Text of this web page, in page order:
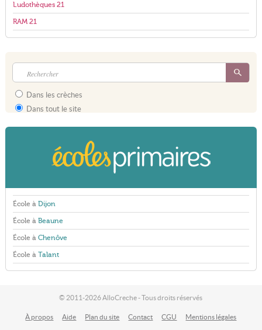
Ludothèques 21
RAM 21
Dans les crèches
Dans tout le site
École à Dijon
École à Beaune
École à Chenôve
École à Talant
© 2011-2026 AlloCreche - Tous droits réservés
À propos Aide Plan du site Contact CGU Mentions légales